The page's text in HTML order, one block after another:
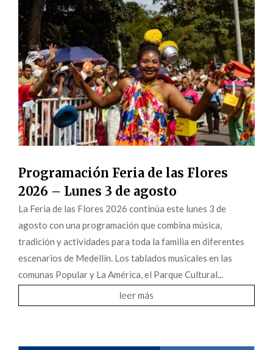
Programación Feria de las Flores
2026 – Lunes 3 de agosto
La Feria de las Flores 2026 continúa este lunes 3 de
agosto con una programación que combina música,
tradición y actividades para toda la familia en diferentes
escenarios de Medellín. Los tablados musicales en las
comunas Popular y La América, el Parque Cultural...
leer más